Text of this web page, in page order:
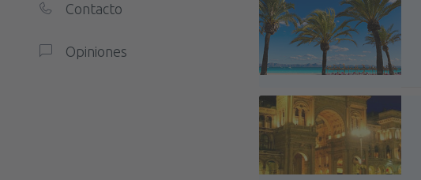
Contacto
Opiniones